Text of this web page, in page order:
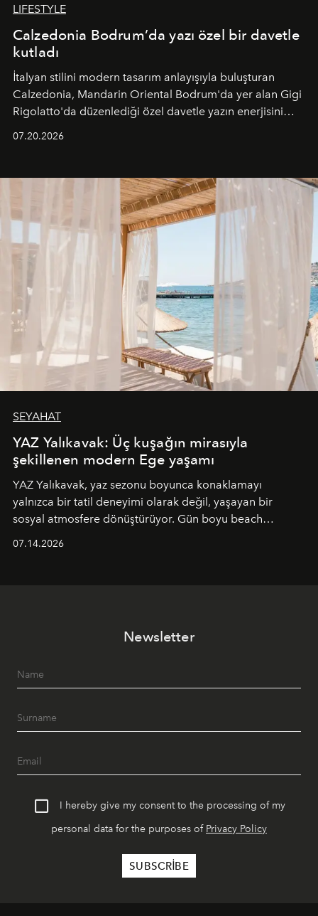
LIFESTYLE
Calzedonia Bodrum’da yazı özel bir davetle
kutladı
İtalyan stilini modern tasarım anlayışıyla buluşturan
Calzedonia, Mandarin Oriental Bodrum'da yer alan Gigi
Rigolatto'da düzenlediği özel davetle yazın enerjisini
07.20.2026
SEYAHAT
YAZ Yalıkavak: Üç kuşağın mirasıyla
şekillenen modern Ege yaşamı
YAZ Yalıkavak, yaz sezonu boyunca konaklamayı
yalnızca bir tatil deneyimi olarak değil, yaşayan bir
sosyal atmosfere dönüştürüyor. Gün boyu beach
geceye taşıyarak her hafta farklı bir deneyim sunuyor.
07.14.2026
Newsletter
I hereby give my consent to the processing of my
personal data for the purposes of Privacy Policy